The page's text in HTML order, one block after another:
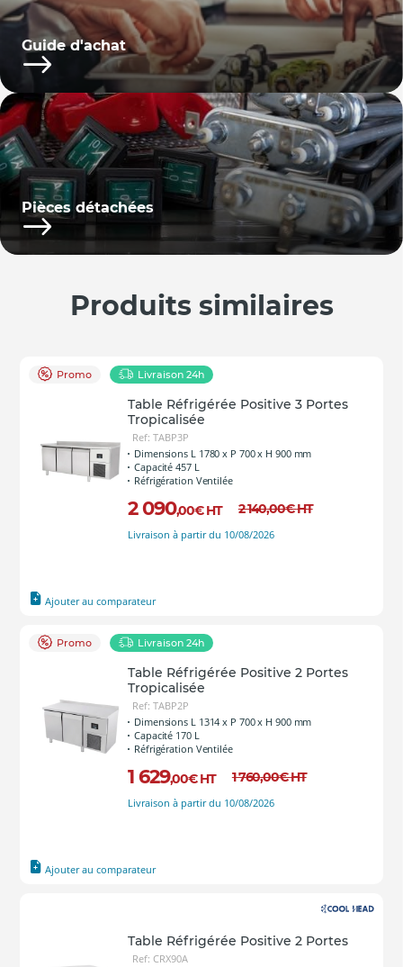
Guide d'achat
Pièces détachées
Produits similaires
Promo Livraison 24h
Table Réfrigérée Positive 3 Portes
Tropicalisée
Ref: TABP3P
Dimensions L 1780 x P 700 x H 900 mm
Capacité 457 L
Réfrigération Ventilée
2 090,00€ HT 2 140,00€HT
Livraison à partir du 10/08/2026
Ajouter au comparateur
Promo Livraison 24h
Table Réfrigérée Positive 2 Portes
Tropicalisée
Ref: TABP2P
Dimensions L 1314 x P 700 x H 900 mm
Capacité 170 L
Réfrigération Ventilée
1 629,00€ HT 1 760,00€HT
Livraison à partir du 10/08/2026
Ajouter au comparateur
Table Réfrigérée Positive 2 Portes
Ref: CRX90A